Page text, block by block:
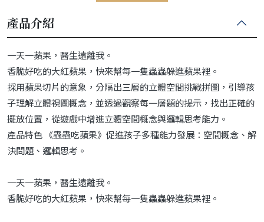
產品介紹
一天一蘋果，醫生遠離我。
香脆好吃的大紅蘋果，快來幫每一隻蟲蟲躲進蘋果裡。
採用蘋果切片的意象，分隔出三層的立體空間挑戰拼圖，引導孩
子理解立體視圖概念，並透過觀察每一層題的提示，找出正確的
擺放位置，從遊戲中增進立體空間概念與邏輯思考能力。
產品特色 《蟲蟲吃蘋果》促進孩子多種能力發展：空間概念、解
決問題、邏輯思考。
一天一蘋果，醫生遠離我。
香脆好吃的大紅蘋果，快來幫每一隻蟲蟲躲進蘋果裡。